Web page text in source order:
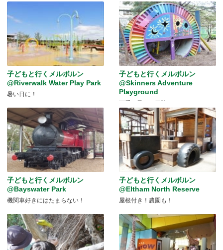
子どもと行くメルボルン
@Riverwalk Water Play Park
暑い日に！
子どもと行くメルボルン
@Skinners Adventure
Playground
子どもと行くメルボルン
@Bayswater Park
機関車好きにはたまらない！
子どもと行くメルボルン
@Eltham North Reserve
屋根付き！農園も！